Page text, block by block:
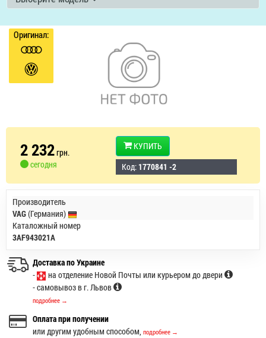
Оригинал:
2 232грн.
сегодня
КУПИТЬ
Код: 1770841 -2
Производитель
VAG(Германия)
Каталожный номер
3AF943021A
Доставка по Украине
-
на отделение Новой Почты или курьером до двери
- самовывоз в г. Львов
подробнее →
Оплата при получении
или другим удобным способом, подробнее →